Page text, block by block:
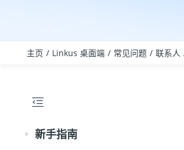
主页 Linkus 桌面端 常见问题 联系人
新手指南